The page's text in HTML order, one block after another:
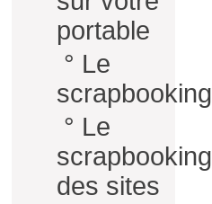
portable
° Le
scrapbooking
° Le
scrapbooking
des sites